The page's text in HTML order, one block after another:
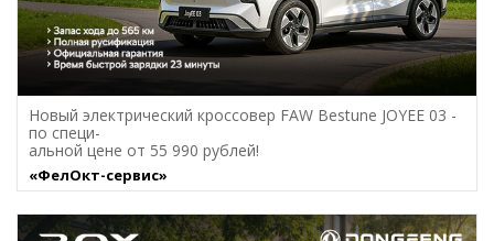
Новый электрический кроссовер FAW Bestune JOYEE 03 -
по специ-
альной цене от 55 990 рублей!
«ФелОкт-сервис»